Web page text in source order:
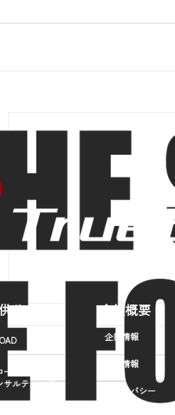
サービス 会社概要
ーンビジネス
サルティング
ーン
企業情報
採用情報
プライバシー